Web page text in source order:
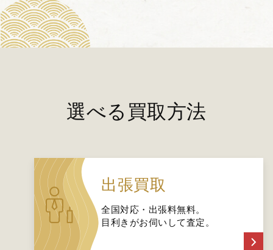
選べる買取方法
出張買取
全国対応・出張料無料。
目利きがお伺いして査定。